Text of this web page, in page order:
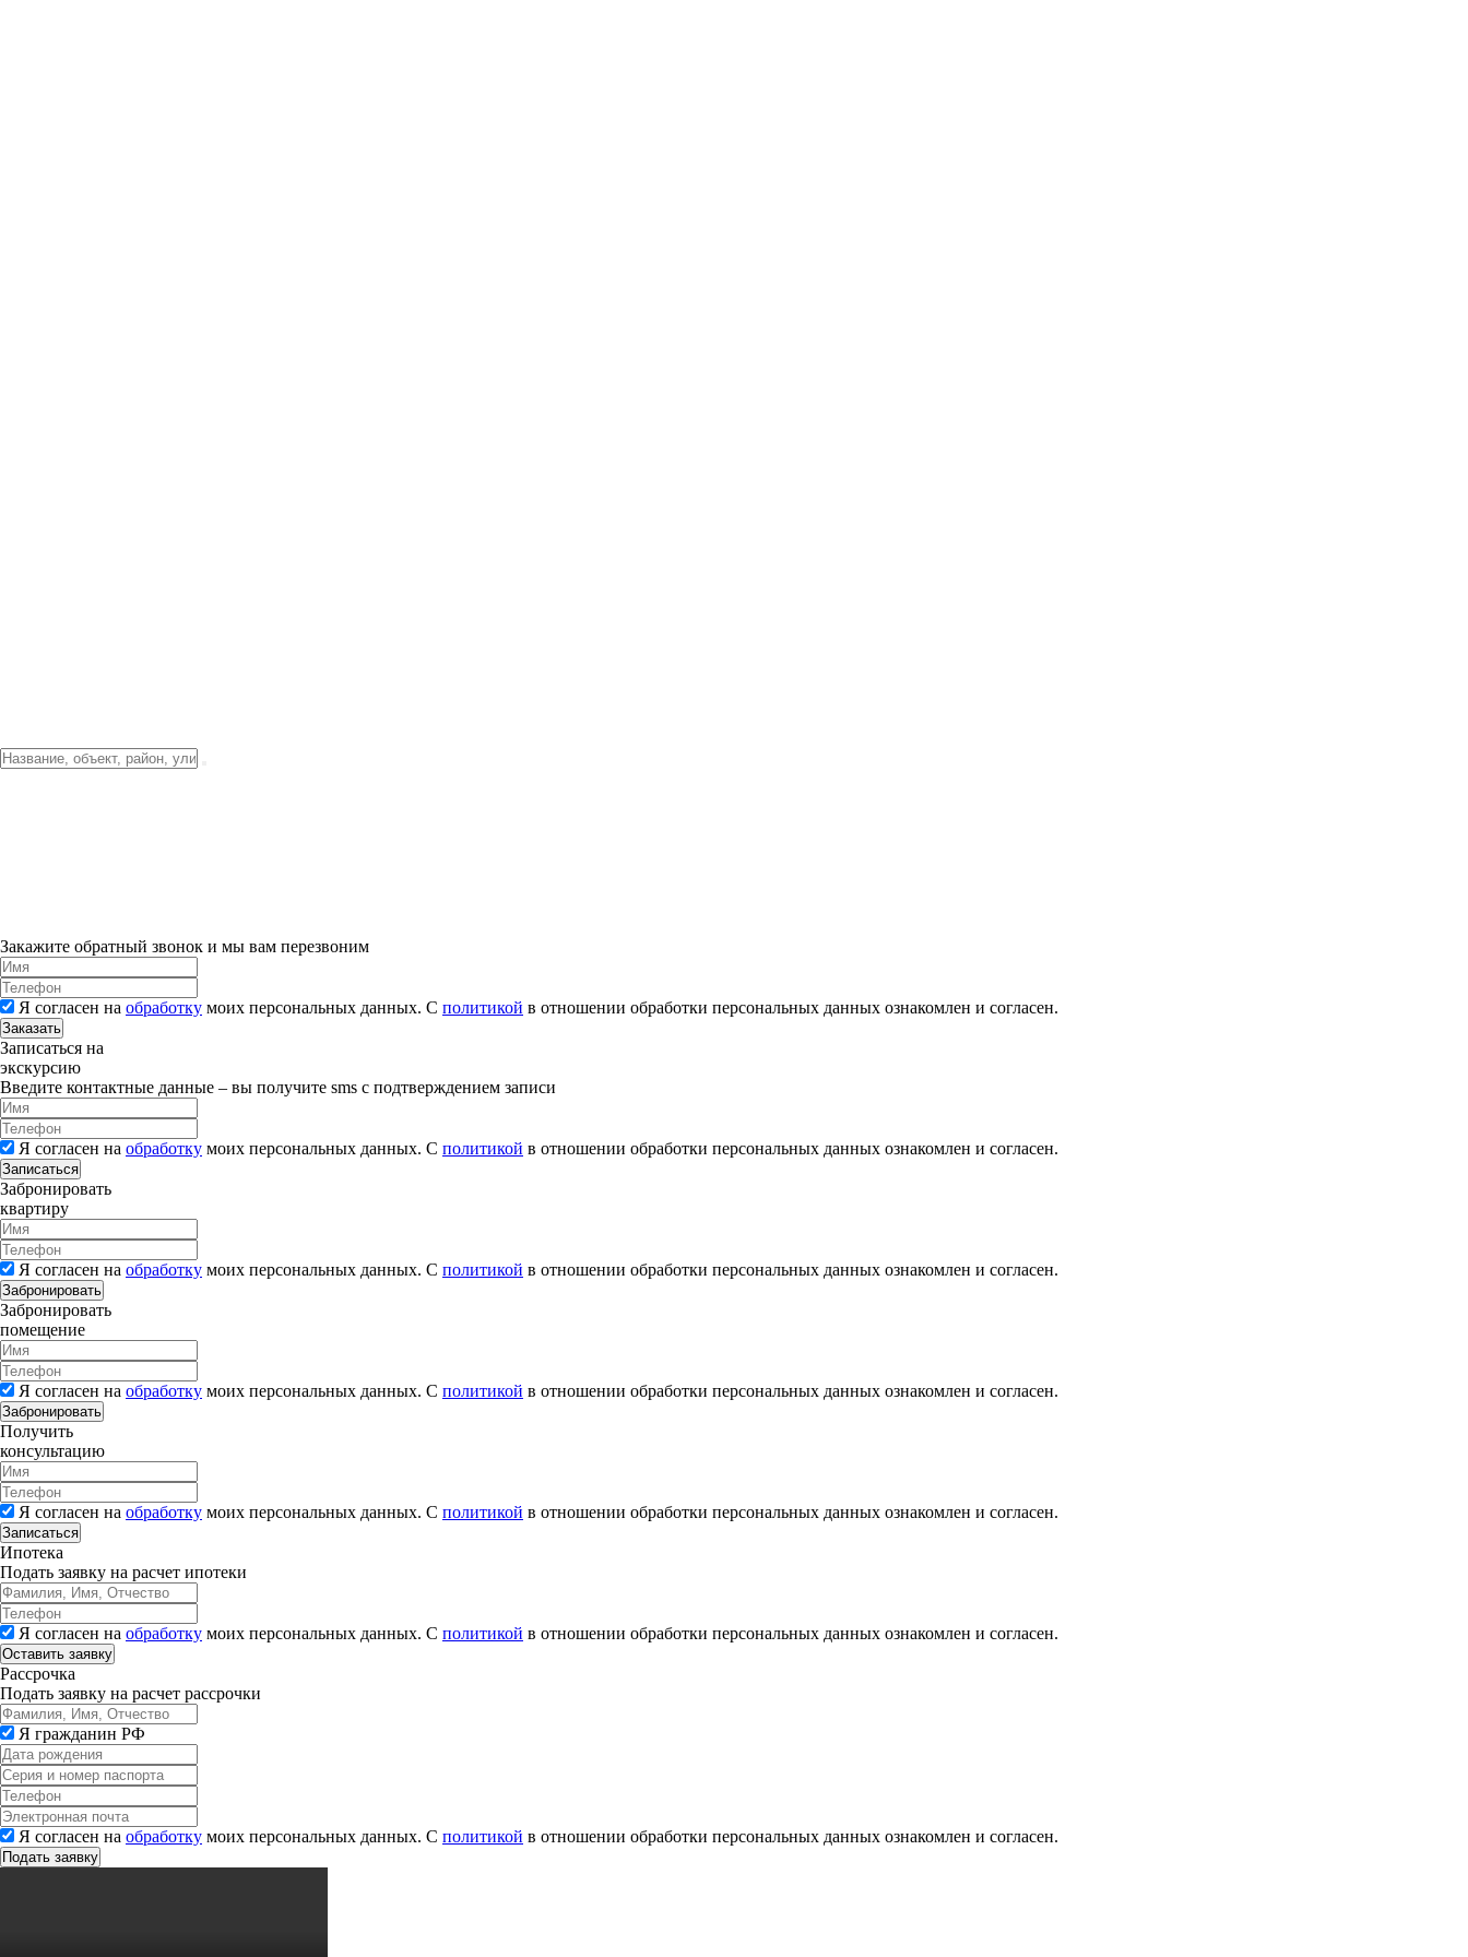
Закажите обратный звонок и мы вам перезвоним
Я согласен на обработку моих персональных данных. С политикой в отношении обработки персональных данных ознакомлен и согласен.
Заказать
Записаться на
экскурсию
Введите контактные данные – вы получите sms с подтверждением записи
Я согласен на обработку моих персональных данных. С политикой в отношении обработки персональных данных ознакомлен и согласен.
Записаться
Забронировать
квартиру
Я согласен на обработку моих персональных данных. С политикой в отношении обработки персональных данных ознакомлен и согласен.
Забронировать
Забронировать
помещение
Я согласен на обработку моих персональных данных. С политикой в отношении обработки персональных данных ознакомлен и согласен.
Забронировать
Получить
консультацию
Я согласен на обработку моих персональных данных. С политикой в отношении обработки персональных данных ознакомлен и согласен.
Записаться
Ипотека
Подать заявку на расчет ипотеки
Я согласен на обработку моих персональных данных. С политикой в отношении обработки персональных данных ознакомлен и согласен.
Рассрочка
Подать заявку на расчет рассрочки
Я гражданин РФ
Я согласен на обработку моих персональных данных. С политикой в отношении обработки персональных данных ознакомлен и согласен.